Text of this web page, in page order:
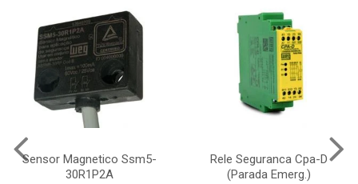
Sensor Magnetico Ssm5-
30R1P2A
Rele Seguranca Cpa-D
(Parada Emerg.)